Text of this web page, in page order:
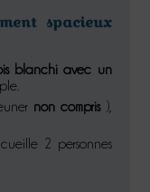
spacieux
blanchi avec un
non compris),
2 personnes